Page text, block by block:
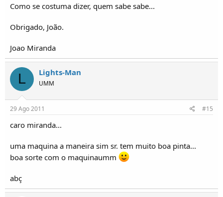
Como se costuma dizer, quem sabe sabe...
Obrigado, João.
Joao Miranda
L Lights-Man
UMM
29 Ago 2011 #15
caro miranda...
uma maquina a maneira sim sr. tem muito boa pinta...
boa sorte com o maquinaumm
abç